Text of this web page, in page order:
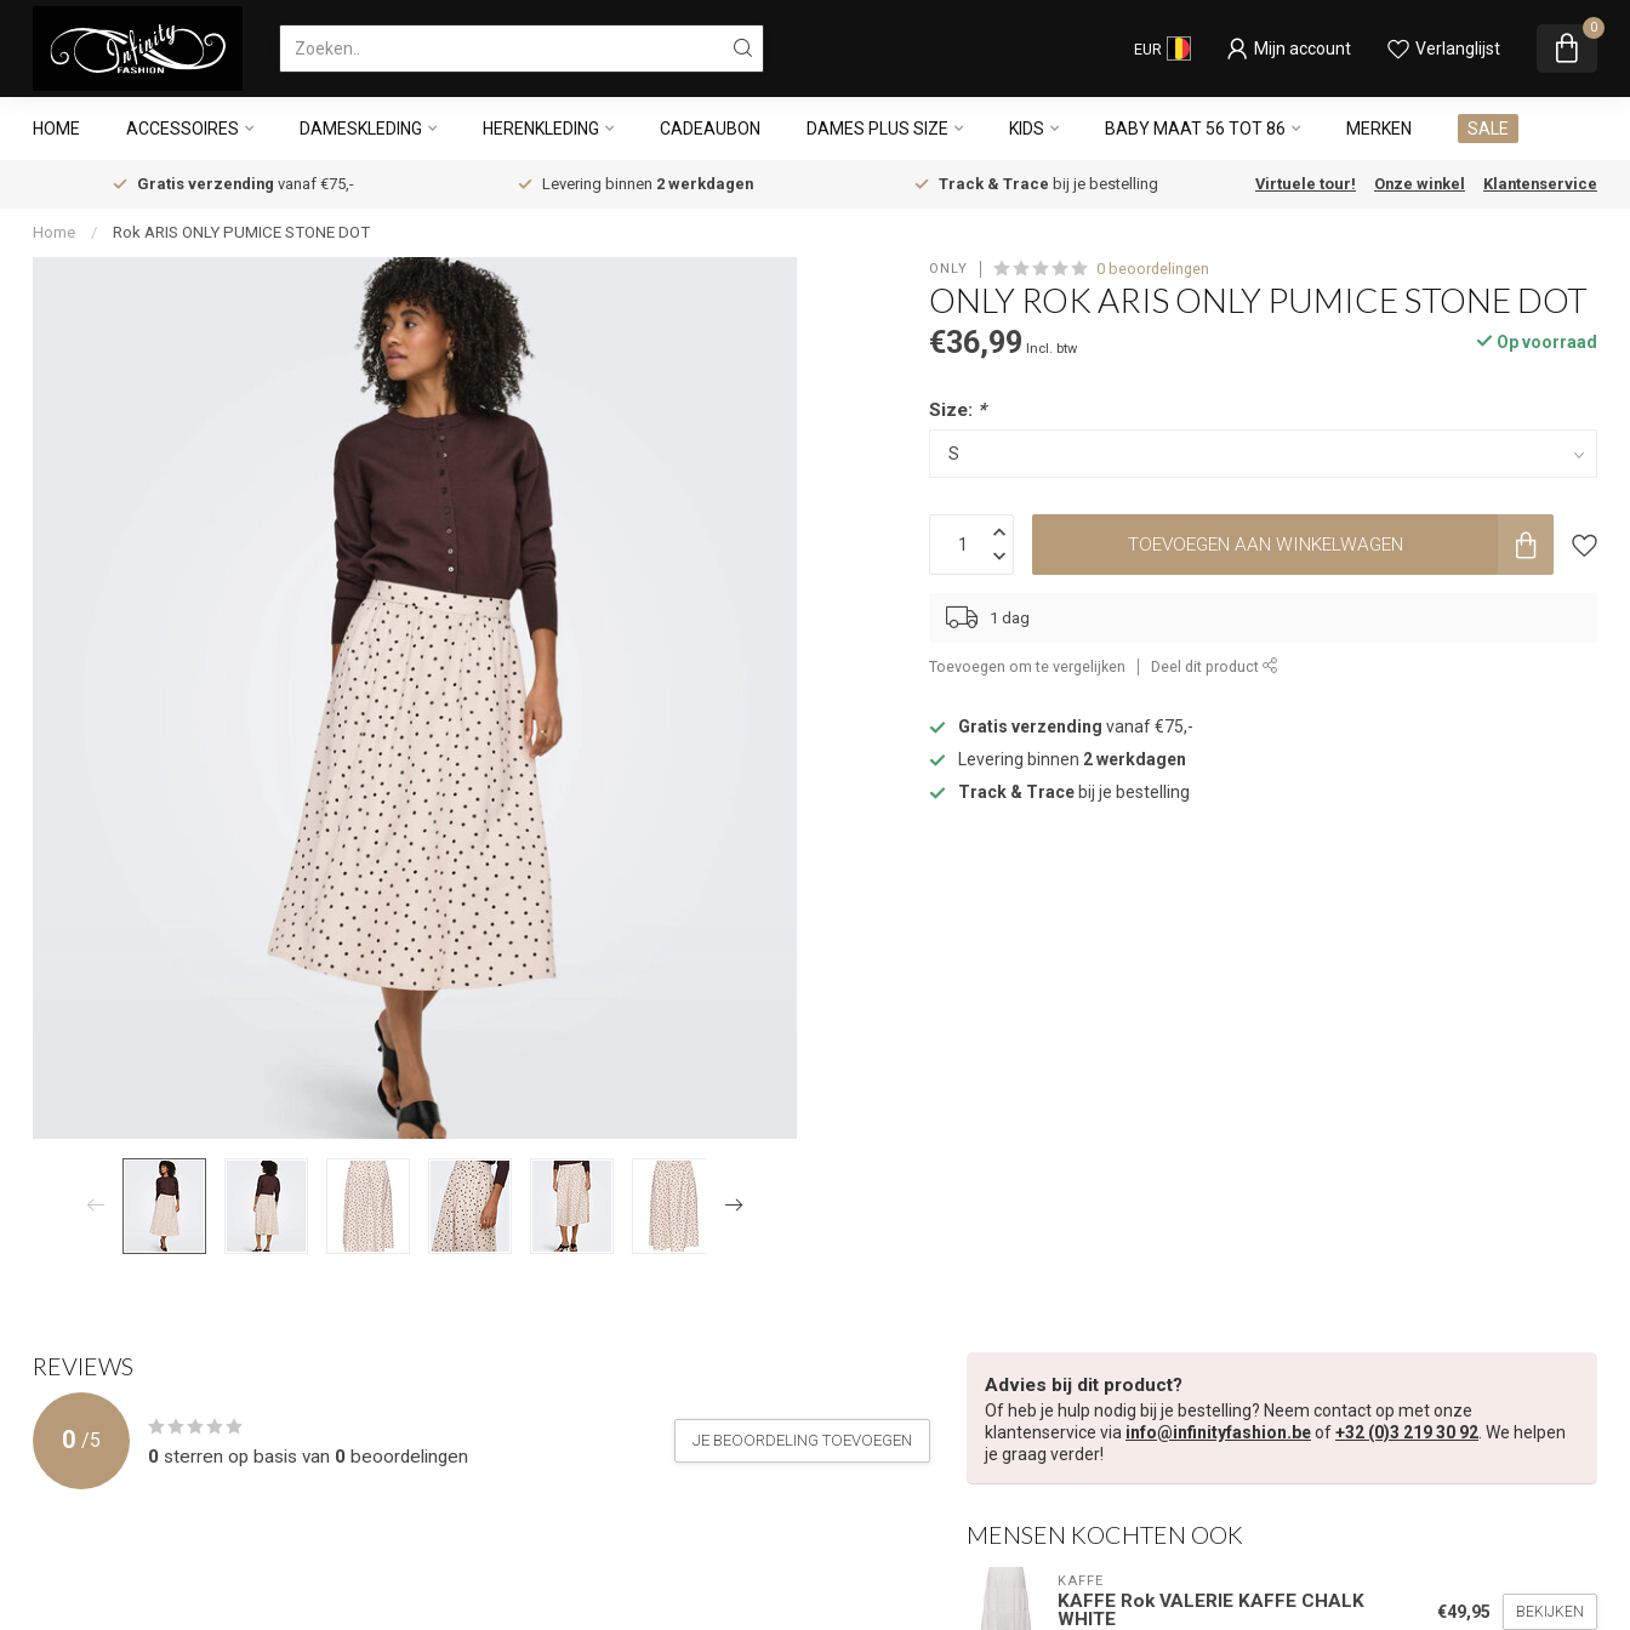
EUR Mijn account Verlanglijst
0
HOME ACCESSOIRES DAMESKLEDING HERENKLEDING CADEAUBON DAMES PLUS SIZE KIDS BABY MAAT 56 TOT 86 MERKEN SALE
Gratis verzending vanaf €75,- Levering binnen 2 werkdagen Track & Trace bij je bestelling Virtuele tour! Onze winkel Klantenservice
Home / Rok ARIS ONLY PUMICE STONE DOT
ONLY 0 beoordelingen
ONLY ROK ARIS ONLY PUMICE STONE DOT
€36,99 Incl. btw Op voorraad
Size: *
TOEVOEGEN AAN WINKELWAGEN
1 dag
Toevoegen om te vergelijken Deel dit product
Gratis verzending vanaf €75,-
Levering binnen 2 werkdagen
Track & Trace bij je bestelling
REVIEWS
0 /5
0 sterren op basis van 0 beoordelingen
JE BEOORDELING TOEVOEGEN
Advies bij dit product?
Of heb je hulp nodig bij je bestelling? Neem contact op met onze
klantenservice via info@infinityfashion.beof+32 (0)3 219 30 92 . We helpen
je graag verder!
MENSEN KOCHTEN OOK
KAFFE
KAFFE Rok VALERIE KAFFE CHALK
WHITE
€49,95 BEKIJKEN